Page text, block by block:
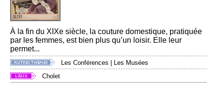
À la fin du XIXe siècle, la couture domestique, pratiquée
par les femmes, est bien plus qu’un loisir. Elle leur
permet...
Les Conférences
Les Musées
Cholet